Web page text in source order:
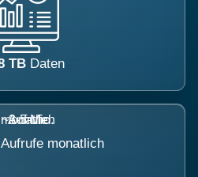
TB Daten
Aufrufe monatlich